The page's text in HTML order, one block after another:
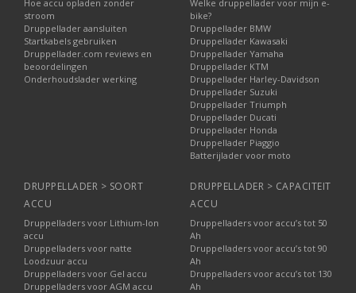
Hoe accu opladen zonder
stroom
Druppellader aansluiten
Startkabels gebruiken
Druppellader.com reviews en
beoordelingen
Onderhoudslader werking
Welke druppellader voor mijn e-
bike?
Druppellader BMW
Druppellader Kawasaki
Druppellader Yamaha
Druppellader KTM
Druppellader Harley-Davidson
Druppellader Suzuki
Druppellader Triumph
Druppellader Ducati
Druppellader Honda
Druppellader Piaggio
Batterijlader voor moto
DRUPPELLADER > SOORT
ACCU
Druppelladers voor Lithium-Ion
accu
Druppelladers voor natte
Loodzuur accu
Druppelladers voor Gel accu
Druppelladers voor AGM accu
DRUPPELLADER > CAPACITEIT
ACCU
Druppelladers voor accu’s tot 50
Ah
Druppelladers voor accu’s tot 90
Ah
Druppelladers voor accu’s tot 130
Ah